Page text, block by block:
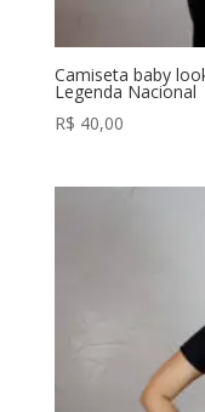
Camiseta baby
Legenda Nacional
R$ 40,00